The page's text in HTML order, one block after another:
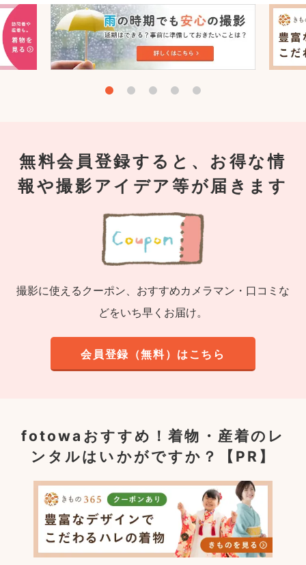
無料会員登録すると、お得な情
報や撮影アイデア等が届きます
撮影に使えるクーポン、おすすめカメラマン・口コミな
どをいち早くお届け。
会員登録（無料）はこちら
fotowaおすすめ！着物・産着のレ
ンタルはいかがですか？【PR】